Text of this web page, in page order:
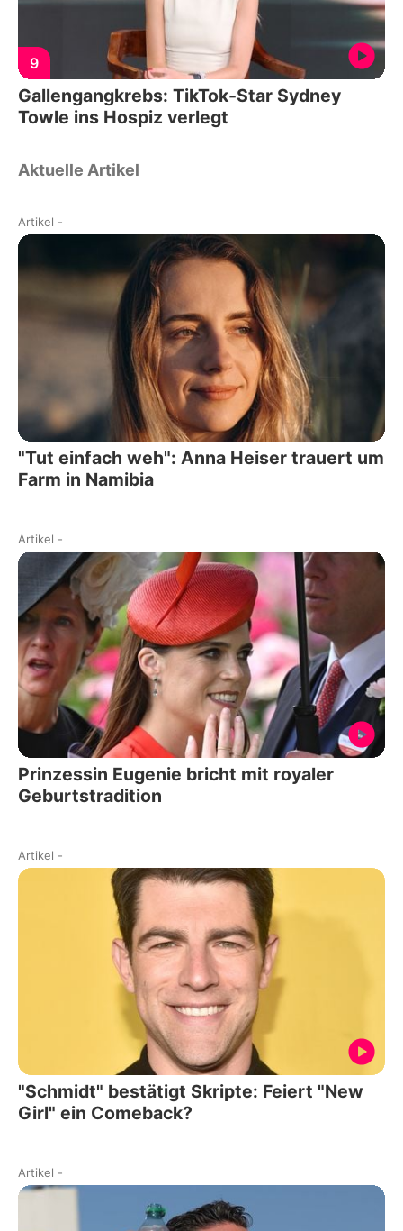
9
Gallengangkrebs: TikTok-Star Sydney
Towle ins Hospiz verlegt
Aktuelle Artikel
Artikel -
"Tut einfach weh": Anna Heiser trauert um
Farm in Namibia
Artikel -
Prinzessin Eugenie bricht mit royaler
Geburtstradition
Artikel -
"Schmidt" bestätigt Skripte: Feiert "New
Girl" ein Comeback?
Artikel -